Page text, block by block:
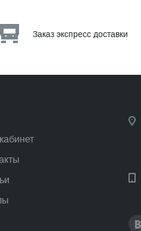
Заказ экспресс доставки